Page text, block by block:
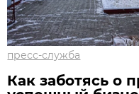
пресс-служба
Как заботясь о